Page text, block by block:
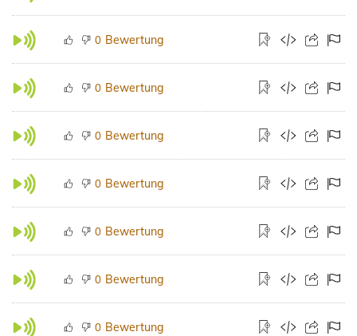
0 Bewertung
0 Bewertung
0 Bewertung
0 Bewertung
0 Bewertung
0 Bewertung
0 Bewertung